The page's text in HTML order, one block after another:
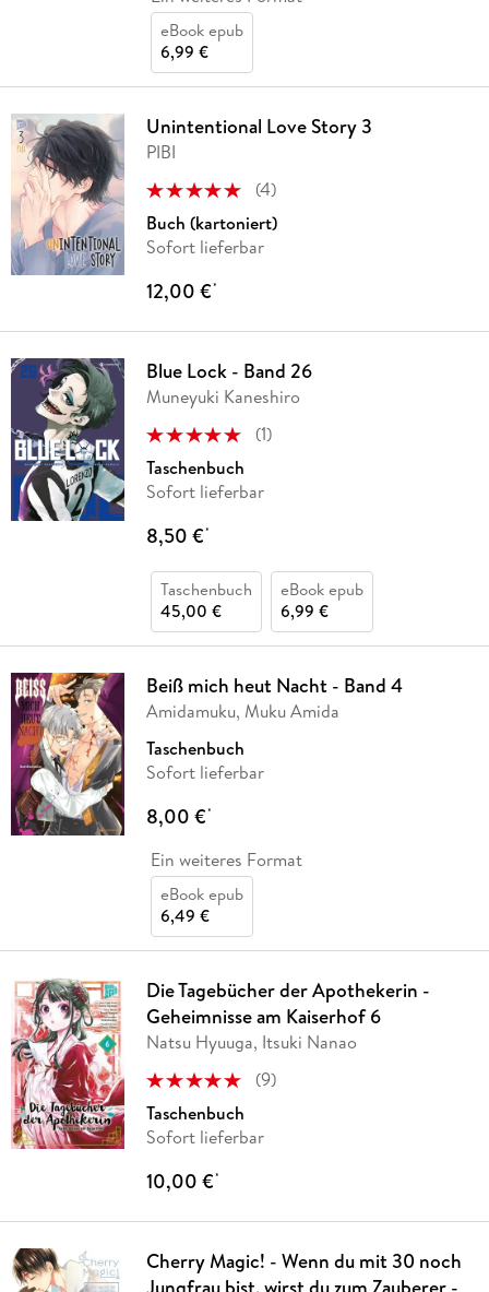
eBook epub
6,99 €
Unintentional Love Story 3
PIBI
(4)
Buch (kartoniert)
Sofort lieferbar
12,00 €*
Blue Lock - Band 26
Muneyuki Kaneshiro
(1)
Taschenbuch
Sofort lieferbar
8,50 €*
Taschenbuch
45,00 €
eBook epub
6,99 €
Beiß mich heut Nacht - Band 4
Amidamuku, Muku Amida
Taschenbuch
Sofort lieferbar
8,00 €*
Ein weiteres Format
eBook epub
6,49 €
Die Tagebücher der Apothekerin -
Geheimnisse am Kaiserhof 6
Natsu Hyuuga, Itsuki Nanao
(9)
Taschenbuch
Sofort lieferbar
10,00 €*
Cherry Magic! - Wenn du mit 30 noch